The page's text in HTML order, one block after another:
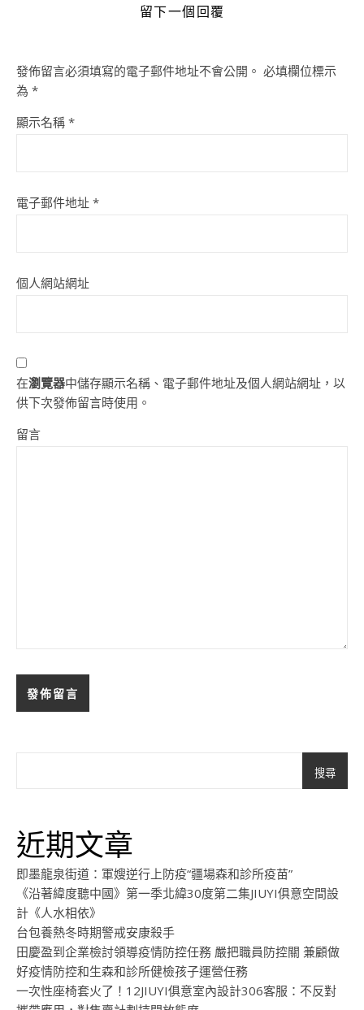
留下一個回覆
發佈留言必須填寫的電子郵件地址不會公開。 必填欄位標示
為 *
顯示名稱 *
電子郵件地址 *
個人網站網址
在瀏覽器中儲存顯示名稱、電子郵件地址及個人網站網址，以
供下次發佈留言時使用。
留言
搜尋
近期文章
即墨龍泉街道：軍嫂逆行上防疫“疆場森和診所疫苗”
《沿著緯度聽中國》第一季北緯30度第二集JIUYI俱意空間設
計《人水相依》
台包養熱冬時期警戒安康殺手
田慶盈到企業檢討領導疫情防控任務 嚴把職員防控關 兼顧做
好疫情防控和生森和診所健檢孩子運營任務
一次性座椅套火了！12JIUYI俱意室內設計306客服：不反對